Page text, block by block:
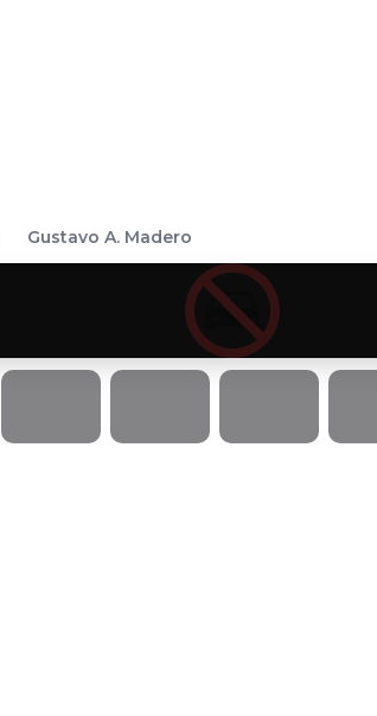
Gustavo A. Madero